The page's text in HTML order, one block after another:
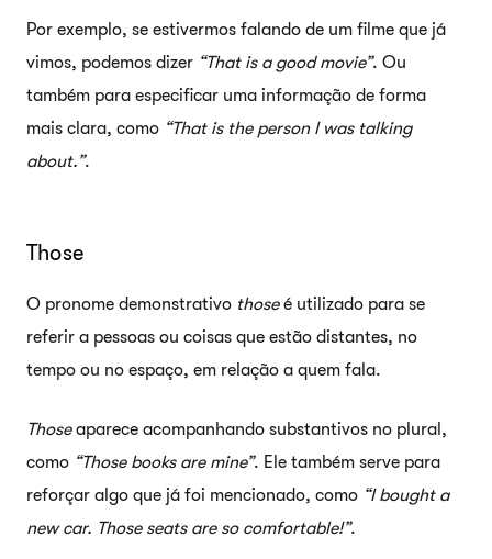
Por exemplo, se estivermos falando de um filme que já
vimos, podemos dizer “That is a good movie”. Ou
também para especificar uma informação de forma
mais clara, como “That is the person I was talking
about.”.
Those
O pronome demonstrativo thoseé utilizado para se
referir a pessoas ou coisas que estão distantes, no
tempo ou no espaço, em relação a quem fala.
Thoseaparece acompanhando substantivos no plural,
como “Those books are mine”. Ele também serve para
reforçar algo que já foi mencionado, como “I bought a
new car. Those seats are so comfortable!”.